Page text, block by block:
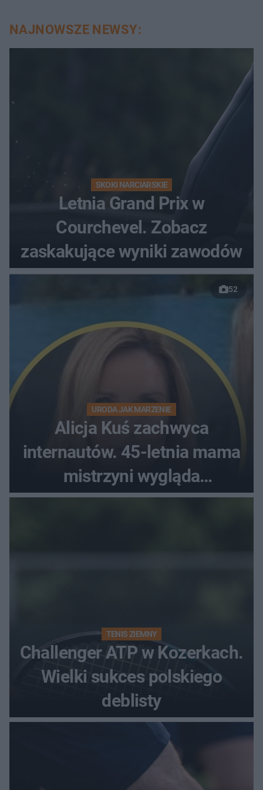
NAJNOWSZE NEWSY:
SKOKI NARCIARSKIE
Letnia Grand Prix w
Courchevel. Zobacz
zaskakujące wyniki zawodów
52
URODA JAK MARZENIE
Alicja Kuś zachwyca
internautów. 45-letnia mama
mistrzyni wygląda
zjawiskowo
TENIS ZIEMNY
Challenger ATP w Kozerkach.
Wielki sukces polskiego
deblisty